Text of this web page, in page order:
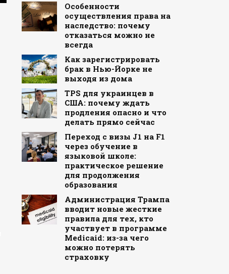
Особенности
осуществления права на
наследство: почему
отказаться можно не
всегда
Как зарегистрировать
брак в Нью-Йорке не
выходя из дома
TPS для украинцев в
США: почему ждать
продления опасно и что
делать прямо сейчас
Переход с визы J1 на F1
через обучение в
языковой школе:
практическое решение
для продолжения
образования
Администрация Трампа
вводит новые жесткие
правила для тех, кто
участвует в программе
Medicaid: из-за чего
можно потерять
страховку